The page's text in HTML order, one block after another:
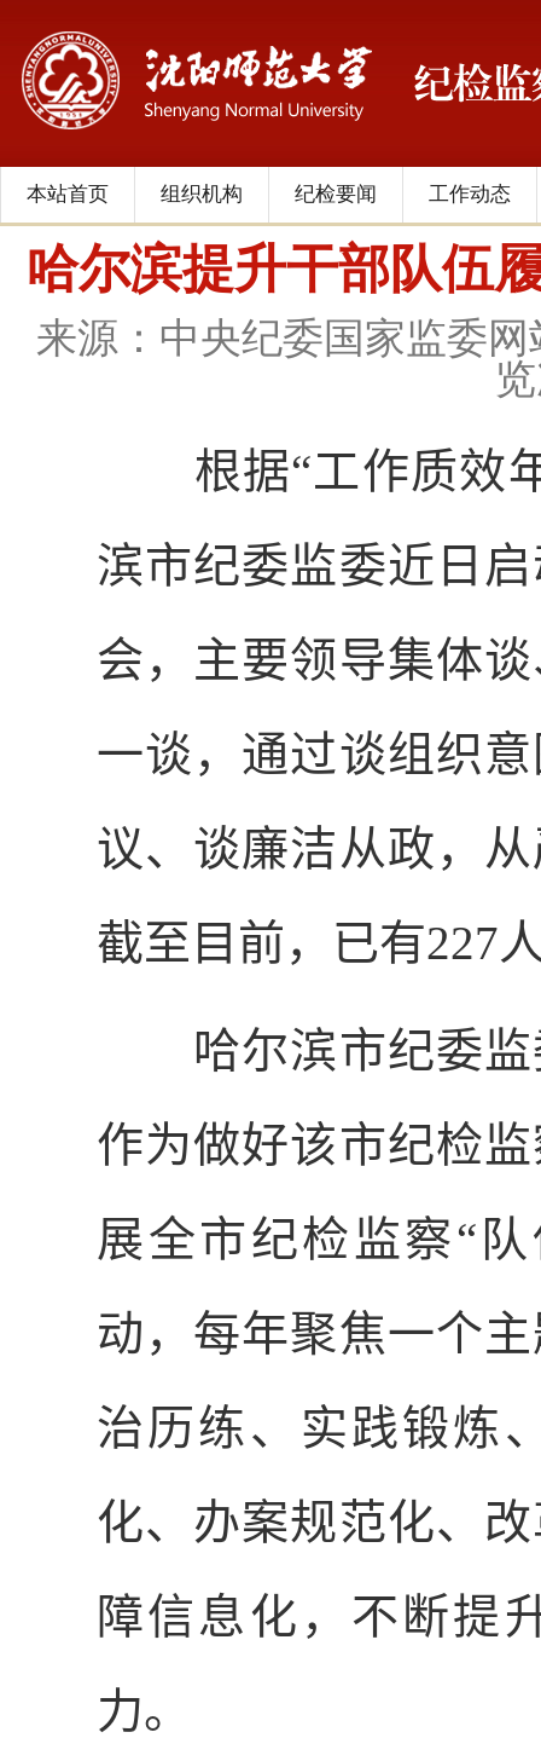
本站首页 组织机构 纪检要闻 工作动态
哈尔滨提升干部队伍
来源：中央纪委国家监委网
根据“工作质效年
滨市纪委监委近日
会，主要领导集体
一谈，通过谈组织
议、谈廉洁从政，
截至目前，已有227
哈尔滨市纪委监
作为做好该市纪检
展全市纪检监察“
动，每年聚焦一个
治历练、实践锻炼
化、办案规范化、
障信息化，不断提
力。